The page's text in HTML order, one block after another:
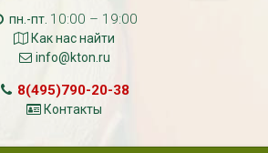
пн.-пт. 10:00 – 19:00
Как нас найти
info@kton.ru
8(495)790-20-38
Контакты